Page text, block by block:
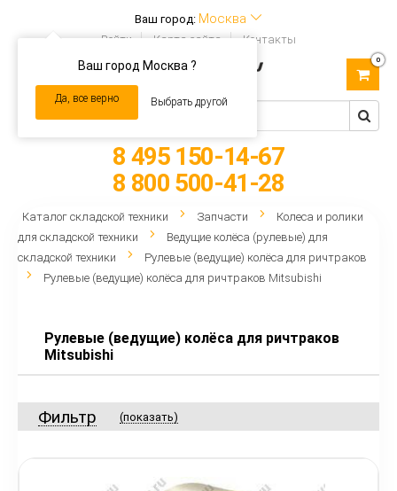
Ваш город: Москва
Ваш город Москва ?
Да, все верно Выбрать другой
Войти Карта сайта Контакты
navigation
0
8 495 150-14-67
8 800 500-41-28
Каталог складской техники Запчасти
Колеса и ролики
для складской техники
Ведущие колёса (рулевые) для
складской техники
Рулевые (ведущие) колёса для ричтраков
Рулевые (ведущие) колёса для ричтраков Mitsubishi
Рулевые (ведущие) колёса для ричтраков
Mitsubishi
Фильтр (показать)